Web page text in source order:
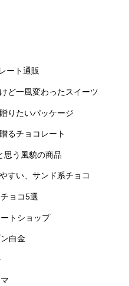
ート通販
ど一風変わったスイーツ
りたいパッケージ
るチョコレート
思う風貌の商品
すい、サンド系チョコ
ョコ5選
ートショップ
白金